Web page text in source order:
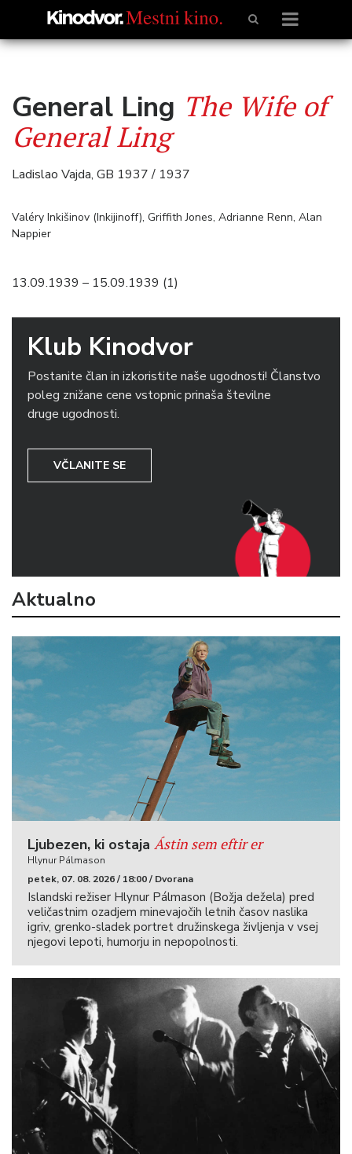
General Ling The Wife of
General Ling
Ladislao Vajda, GB 1937 / 1937
Valéry Inkišinov (Inkijinoff), Griffith Jones, Adrianne Renn, Alan
Nappier
13.09.1939 – 15.09.1939 (1)
Klub Kinodvor
Postanite član in izkoristite naše ugodnosti! Članstvo
poleg znižane cene vstopnic prinaša številne
druge ugodnosti.
VČLANITE SE
Aktualno
Ljubezen, ki ostaja Ástin sem eftir er
Hlynur Pálmason
petek, 07. 08. 2026 / 18:00 / Dvorana
Islandski režiser Hlynur Pálmason (Božja dežela) pred
veličastnim ozadjem minevajočih letnih časov naslika
igriv, grenko-sladek portret družinskega življenja v vsej
njegovi lepoti, humorju in nepopolnosti.